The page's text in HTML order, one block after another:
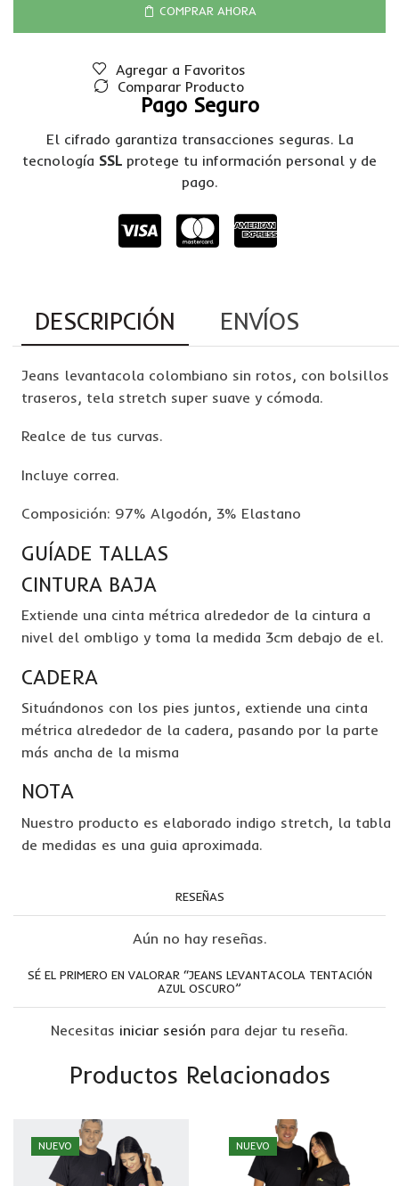
COMPRAR AHORA
Agregar a Favoritos
Comparar Producto
Pago Seguro
El cifrado garantiza transacciones seguras. La
tecnología SSL protege tu información personal y de
pago.
DESCRIPCIÓN ENVÍOS
Jeans levantacola colombiano sin rotos, con bolsillos
traseros, tela stretch super suave y cómoda.
Realce de tus curvas.
Incluye correa.
Composición: 97% Algodón, 3% Elastano
GUÍADE TALLAS
CINTURA BAJA
Extiende una cinta métrica alrededor de la cintura a
nivel del ombligo y toma la medida 3cm debajo de el.
CADERA
Situándonos con los pies juntos, extiende una cinta
métrica alrededor de la cadera, pasando por la parte
más ancha de la misma
NOTA
Nuestro producto es elaborado indigo stretch, la tabla
de medidas es una guia aproximada.
RESEÑAS
Aún no hay reseñas.
SÉ EL PRIMERO EN VALORAR “JEANS LEVANTACOLA TENTACIÓN
AZUL OSCURO”
Necesitas iniciar sesión para dejar tu reseña.
Productos Relacionados
NUEVO NUEVO